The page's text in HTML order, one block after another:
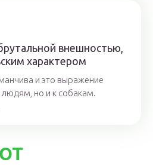
внешностью,
характером
и это выражение
людям, но и к собакам.